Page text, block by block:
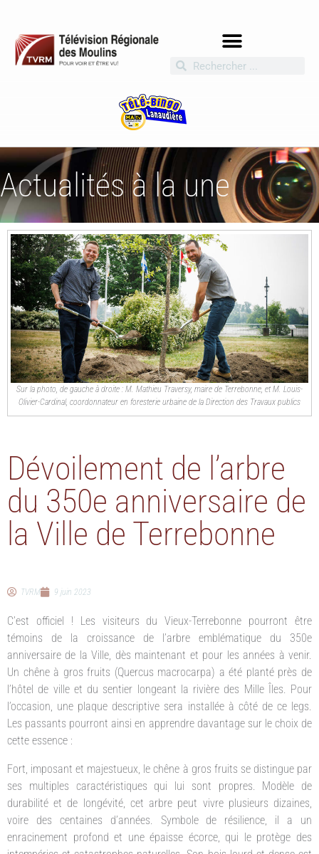
Actualités à la une
Sur la photo, de gauche à droite : M. Mathieu Traversy, maire de Terrebonne, et M. Louis-
Olivier-Cardinal, coordonnateur en foresterie urbaine de la Direction des Travaux publics
Dévoilement de l’arbre
du 350e anniversaire de
la Ville de Terrebonne
TVRM 9 juin 2023
C’est officiel ! Les visiteurs du Vieux-Terrebonne pourront être
témoins de la croissance de l’arbre emblématique du 350e
anniversaire de la Ville, dès maintenant et pour les années à venir.
Un chêne à gros fruits (Quercus macrocarpa) a été planté près de
l’hôtel de ville et du sentier longeant la rivière des Mille Îles. Pour
l’occasion, une plaque descriptive sera installée à côté de ce legs.
Les passants pourront ainsi en apprendre davantage sur le choix de
cette essence :
Fort, imposant et majestueux, le chêne à gros fruits se distingue par
ses multiples caractéristiques qui lui sont propres. Modèle de
durabilité et de longévité, cet arbre peut vivre plusieurs dizaines,
voire des centaines d’années. Symbole de résilience, il a un
enracinement profond et une épaisse écorce, qui le protège des